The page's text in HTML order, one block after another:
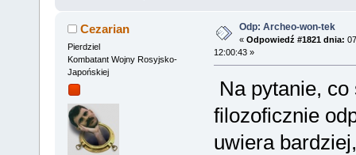
Cezarian
Pierdziel
Kombatant Wojny Rosyjsko-
Japońskiej
Odp: Archeo-won-tek
« Odpowiedź #1821 dnia:
12:00:43 »
Na pytanie, co
filozoficznie
uwiera